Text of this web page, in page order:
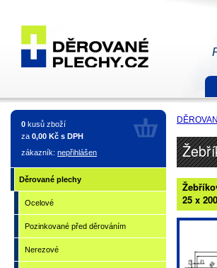
Žebříkové
příčky
0 kusů zboží
za 0,00 Kč s DPH
zákazník: nepřihlášen
Děrované plechy
Ocelové
Pozinkované před děrováním
Nerezové
25 x